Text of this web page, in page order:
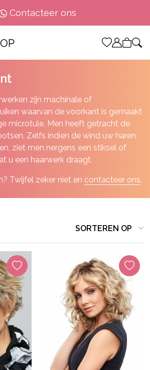
Contacteer ons
zijn machinale of
waarvan de voorkant is gemaakt
microtule. Men heeft getracht de
Zelfs indien de wind uw haren
ziet men nergens een stiksel of
u een haarwerk draagt.
Twijfel zeker niet en contacteer ons.
SORTEREN OP